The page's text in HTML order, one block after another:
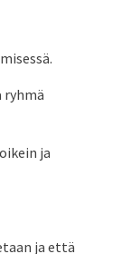
ryhmä
ja
ja että